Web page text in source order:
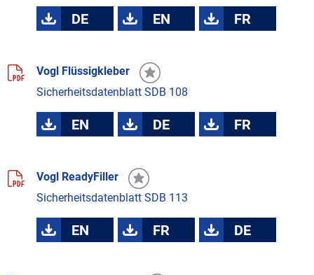
DE EN FR
Vogl Flüssigkleber
Sicherheitsdatenblatt SDB 108
EN DE FR
Vogl ReadyFiller
Sicherheitsdatenblatt SDB 113
EN FR DE